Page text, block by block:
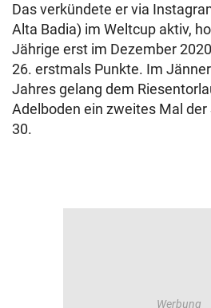
Das verkündete er via
Alta Badia) im Weltcup aktiv,
Jährige erst im Dezember
26. erstmals Punkte. Im
Jahres gelang dem
Adelboden ein zweites Mal der
30.